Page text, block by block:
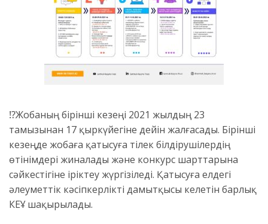
⁉️Жобаның бірінші кезеңі 2021 жылдың 23
тамызынан 17 қыркүйегіне дейін жалғасады. Бірінші
кезеңде жобаға қатысуға тілек білдірушілердің
өтінімдері жиналады және конкурс шарттарына
сәйкестігіне іріктеу жүргізіледі. Қатысуға елдегі
әлеуметтік кәсіпкерлікті дамытқысы келетін барлық
КЕҰ шақырылады.